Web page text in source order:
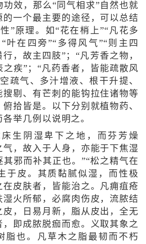
效，那么“同气相求”自然也就
的一个最主要的途径，可以总结
”原理。如“花在梢上”“凡花多
叶在四旁”“多得风气”“则主四
，故主四肢”；“凡芳香之物，
之疾”；“凡药香者，皆能疏散风
疏气、多汁增液、根干升提、
搜剔、有芒刺的能钩拉住诸物等
拾皆是。以下分别就植物药、
举几例以说明之。
阴湿卑下之地，而芬芳燥
气，故入于人身，亦能于下焦湿
邪而补其正也。”“松之精气在
于皮。其质黏腻似湿，而性极
在皮肤者，皆能治之。凡痈疽疮
湿火所郁，必腐肉伤皮，流脓结
皮，日易月新，脂从皮出，全无
，即成脓脱痂而愈。义取其象之
脂也。凡草木之脂最韧而不朽